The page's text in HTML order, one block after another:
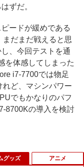
ずだ。
ードが緩めである
だまだ戦えると思
、今回テストを通
を体感してしまった
i7-7700では物足
れど、マシンパワー
でもかなりのパフ
8700Kの導入を検討
グッズ アニメ